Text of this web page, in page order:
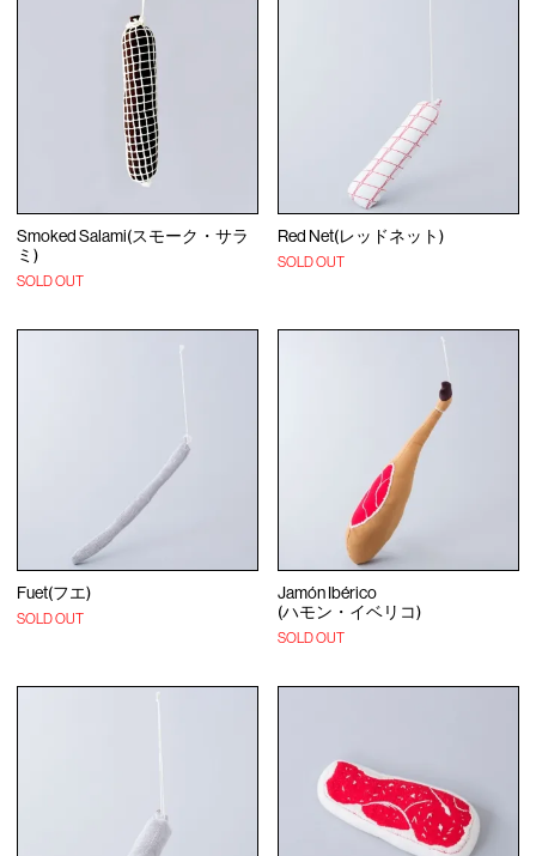
Smoked Salami(スモーク・サラ
ミ)
SOLD OUT
Red Net(レッドネット)
SOLD OUT
Fuet(フエ)
SOLD OUT
Jamón Ibérico
(ハモン・イベリコ)
SOLD OUT